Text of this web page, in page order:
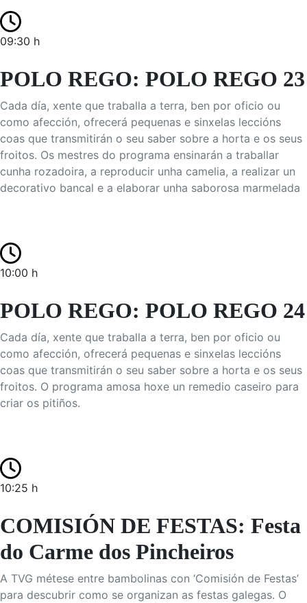
09:30 h
POLO REGO: POLO REGO 23
Cada día, xente que traballa a terra, ben por oficio ou
como afección, ofrecerá pequenas e sinxelas leccións
coas que transmitirán o seu saber sobre a horta e os seus
froitos. Os mestres do programa ensinarán a traballar
cunha rozadoira, a reproducir unha camelia, a realizar un
decorativo bancal e a elaborar unha saborosa marmelada
10:00 h
POLO REGO: POLO REGO 24
Cada día, xente que traballa a terra, ben por oficio ou
como afección, ofrecerá pequenas e sinxelas leccións
coas que transmitirán o seu saber sobre a horta e os seus
froitos. O programa amosa hoxe un remedio caseiro para
criar os pitiños.
10:25 h
COMISIÓN DE FESTAS: Festa
do Carme dos Pincheiros
A TVG métese entre bambolinas con ‘Comisión de Festas’
para descubrir como se organizan as festas galegas. O